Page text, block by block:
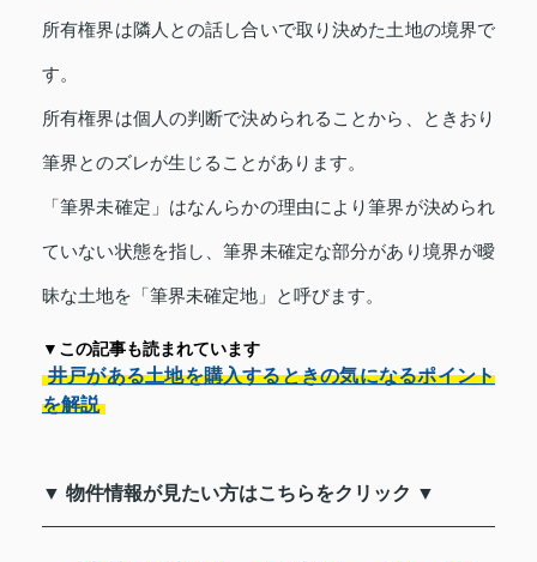
所有権界は隣人との話し合いで取り決めた土地の境界で
す。
所有権界は個人の判断で決められることから、ときおり
筆界とのズレが生じることがあります。
「筆界未確定」はなんらかの理由により筆界が決められ
ていない状態を指し、筆界未確定な部分があり境界が曖
昧な土地を「筆界未確定地」と呼びます。
▼この記事も読まれています
井戸がある土地を購入するときの気になるポイント
を解説
▼ 物件情報が見たい方はこちらをクリック ▼